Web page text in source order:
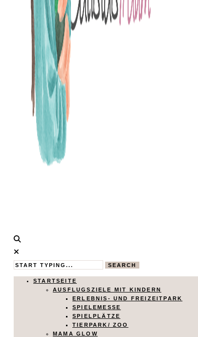
Calistas
Traum
MAMABLOG
SEARCH
STARTSEITE
AUSFLUGSZIELE MIT KINDERN
ERLEBNIS- UND FREIZEITPARK
SPIELEMESSE
SPIELPLÄTZE
TIERPARK/ ZOO
MAMA GLOW